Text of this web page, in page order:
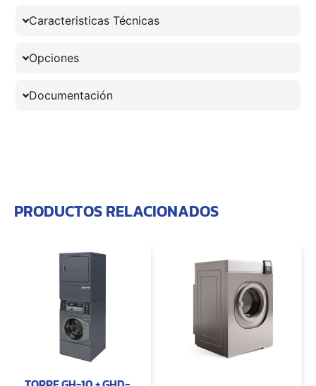
Caracteristicas Técnicas
Opciones
Documentación
PRODUCTOS RELACIONADOS